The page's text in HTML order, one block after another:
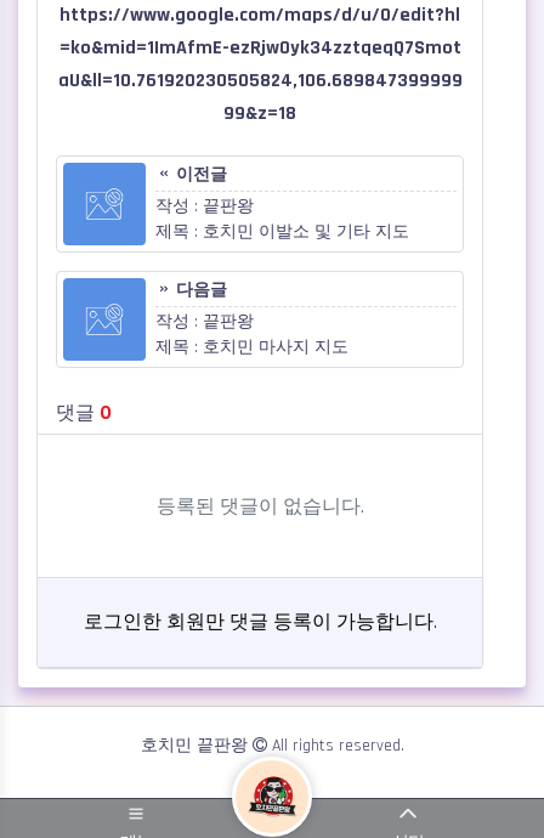
https://www.google.com/maps/d/u/0/edit?hl
=ko&mid=1ImAfmE-ezRjwOyk34zztqeqQ7Smot
aU&ll=10.761920230505824,106.689847399999
99&z=18
이전글
작성 : 끝판왕
제목 : 호치민 이발소 및 기타 지도
다음글
작성 : 끝판왕
제목 : 호치민 마사지 지도
댓글 0
등록된 댓글이 없습니다.
로그인한 회원만 댓글 등록이 가능합니다.
호치민 끝판왕 All rights reserved.